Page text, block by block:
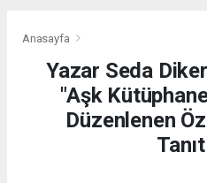
Anasayfa
Yazar Seda
"Aşk
Düzenlenen